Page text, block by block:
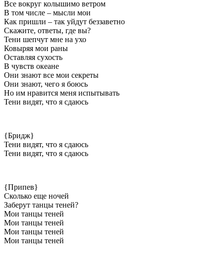
Все вокруг колышимо ветром
В том числе – мысли мои
Как пришли – так уйдут беззаветно
Скажите, ответы, где вы?
Тени шепчут мне на ухо
Ковыряя мои раны
Оставляя сухость
В чувств океане
Они знают все мои секреты
Они знают, чего я боюсь
Но им нравится меня испытывать
Тени видят, что я сдаюсь
{Бридж}
Тени видят, что я сдаюсь
Тени видят, что я сдаюсь
{Припев}
Сколько еще ночей
Заберут танцы теней?
Мои танцы теней
Мои танцы теней
Мои танцы теней
Мои танцы теней